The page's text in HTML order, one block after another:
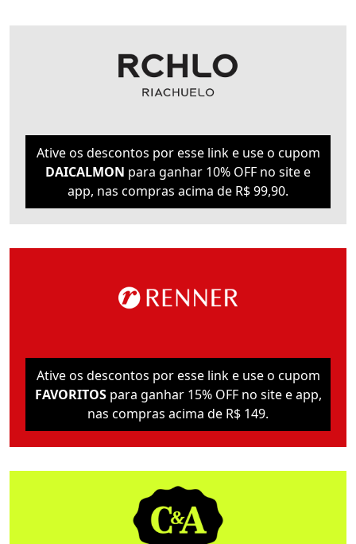
Ative os descontos por esse link e use o cupom
DAICALMON para ganhar 10% OFF no site e
app, nas compras acima de R$ 99,90.
Ative os descontos por esse link e use o cupom
FAVORITOSpara ganhar 15% OFF no site e app,
nas compras acima de R$ 149.